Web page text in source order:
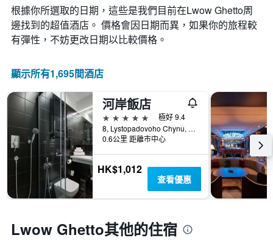
根據你所選取的日期，這些是我們目前在Lwow Ghetto​周
邊找到的超值​酒店。 價格會因日期而異，如果你的旅程較
有彈性，不妨更改日期以比較價格。
顯示所有1,695間酒店
河岸飯店
5星級
極好 9.4
8, Lystopadovoho Chynu, 利沃夫, 烏克蘭
0.6公里 距離市中心
HK$1,012
查看優惠
Lwow Ghetto​其他的住宿